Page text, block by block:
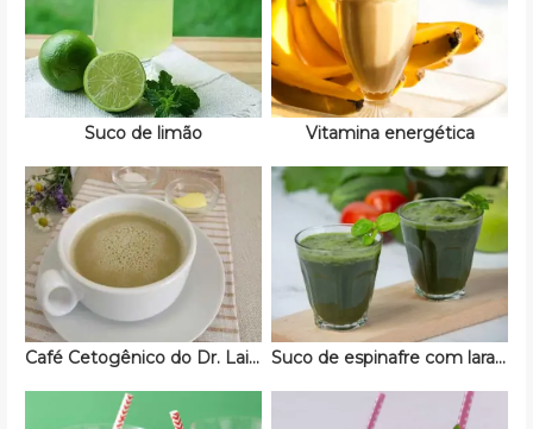
Suco de limão Vitamina energética
Café Cetogênico do Dr. Lair Ribeiro Suco de espinafre com laranja